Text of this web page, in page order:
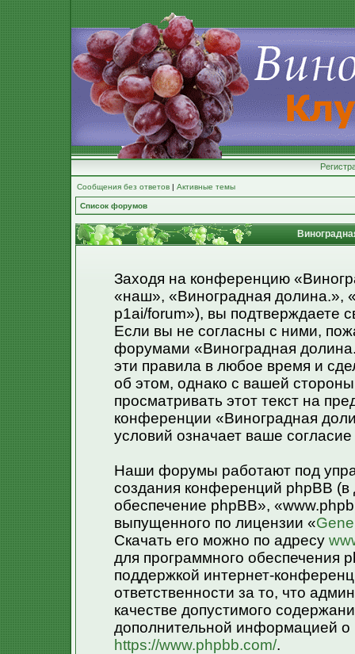
Сообщения без ответов | Активные темы
Список форумов
Заходя на конференцию
«наш», «Виноградная долина.»,
p1ai/forum»), вы подтверждаете
Если вы не согласны с ними,
форумами «Виноградная
эти правила в любое время и
об этом, однако с вашей
просматривать этот текст на
конференции «Виноградная
условий означает ваше
Наши форумы работают под
создания конференций phpBB
обеспечение phpBB»,
выпущенного по лицензии «
Скачать его можно по адресу
для программного обеспечения
поддержкой интернет-
ответственности за то, что
качестве допустимого
дополнительной информацией
https://www.phpbb.com/.